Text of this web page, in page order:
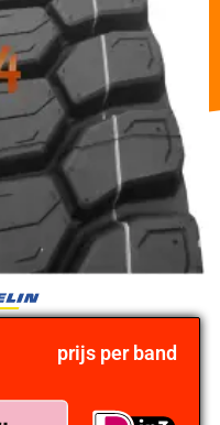
prijs per band